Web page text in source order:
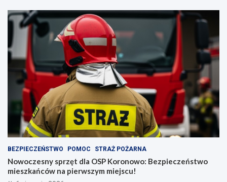
BEZPIECZEŃSTWO POMOC STRAŻ POŻARNA
Nowoczesny sprzęt dla OSP Koronowo: Bezpieczeństwo
mieszkańców na pierwszym miejscu!